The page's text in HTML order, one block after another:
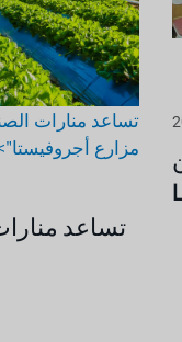
تساعد منارات الصناعة
مزارع أجروفيستا">
تساعد منارات